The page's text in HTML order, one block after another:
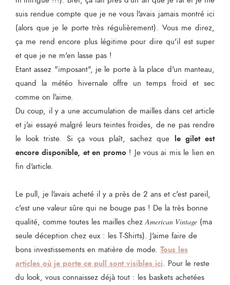
suis rendue compte que je ne vous l'avais jamais montré ici
(alors que je le porte très régulièrement). Vous me direz,
ça me rend encore plus légitime pour dire qu'il est super
et que je ne m'en lasse pas !
Etant assez "imposant", je le porte à la place d'un manteau,
quand la météo hivernale offre un temps froid et sec
comme on l'aime.
Du coup, il y a une accumulation de mailles dans cet article
et j'ai essayé malgré leurs teintes froides, de ne pas rendre
le look triste. Si ça vous plaît, sachez que le gilet est
encore disponible, et en promo ! Je vous ai mis le lien en
fin d'article.
Le pull, je l'avais acheté il y a près de 2 ans et c'est pareil,
c'est une valeur sûre qui ne bouge pas ! De la très bonne
qualité, comme toutes les mailles chezAmerican Vintage (ma
seule déception chez eux : les T-Shirts). J'aime faire de
bons investissements en matière de mode. Tous les
articles où je porte ce pull sont visibles ici. Pour le reste
du look, vous connaissez déjà tout : les baskets achetées